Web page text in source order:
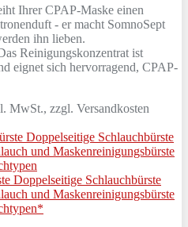
Ihrer CPAP-Maske einen
- er macht SomnoSept
ihn lieben.
Reinigungskonzentrat ist
eignet sich hervorragend, CPAP-
MwSt., zzgl. Versandkosten
Doppelseitige Schlauchbürste
und Maskenreinigungsbürste